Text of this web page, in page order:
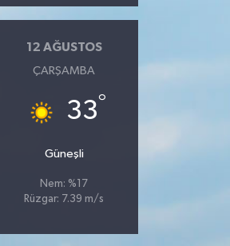
12 AĞUSTOS
ÇARŞAMBA
33°
Güneşli
Nem: %17
Rüzgar: 7.39 m/s